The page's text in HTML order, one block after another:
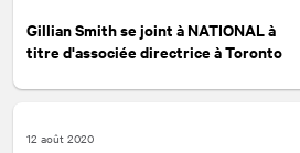
Gillian Smith se joint àNATIONALà
titre d'associée directrice à Toronto
12 août 2020